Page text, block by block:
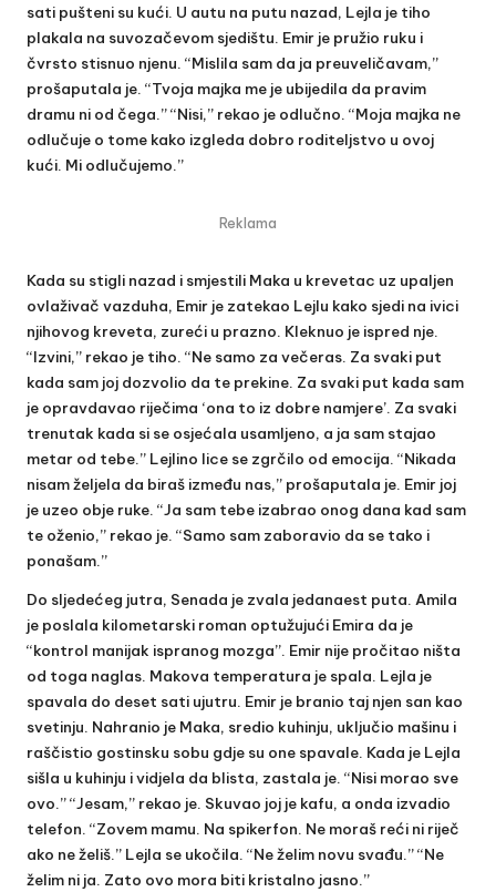
sati pušteni su kući. U autu na putu nazad, Lejla je tiho
plakala na suvozačevom sjedištu. Emir je pružio ruku i
čvrsto stisnuo njenu. “Mislila sam da ja preuveličavam,”
prošaputala je. “Tvoja majka me je ubijedila da pravim
dramu ni od čega.” “Nisi,” rekao je odlučno. “Moja majka ne
odlučuje o tome kako izgleda dobro roditeljstvo u ovoj
kući. Mi odlučujemo.”
Reklama
Kada su stigli nazad i smjestili Maka u krevetac uz upaljen
ovlaživač vazduha, Emir je zatekao Lejlu kako sjedi na ivici
njihovog kreveta, zureći u prazno. Kleknuo je ispred nje.
“Izvini,” rekao je tiho. “Ne samo za večeras. Za svaki put
kada sam joj dozvolio da te prekine. Za svaki put kada sam
je opravdavao riječima ‘ona to iz dobre namjere’. Za svaki
trenutak kada si se osjećala usamljeno, a ja sam stajao
metar od tebe.” Lejlino lice se zgrčilo od emocija. “Nikada
nisam željela da biraš između nas,” prošaputala je. Emir joj
je uzeo obje ruke. “Ja sam tebe izabrao onog dana kad sam
te oženio,” rekao je. “Samo sam zaboravio da se tako i
ponašam.”
Do sljedećeg jutra, Senada je zvala jedanaest puta. Amila
je poslala kilometarski roman optužujući Emira da je
“kontrol manijak ispranog mozga”. Emir nije pročitao ništa
od toga naglas. Makova temperatura je spala. Lejla je
spavala do deset sati ujutru. Emir je branio taj njen san kao
svetinju. Nahranio je Maka, sredio kuhinju, uključio mašinu i
raščistio gostinsku sobu gdje su one spavale. Kada je Lejla
sišla u kuhinju i vidjela da blista, zastala je. “Nisi morao sve
ovo.” “Jesam,” rekao je. Skuvao joj je kafu, a onda izvadio
telefon. “Zovem mamu. Na spikerfon. Ne moraš reći ni riječ
ako ne želiš.” Lejla se ukočila. “Ne želim novu svađu.” “Ne
želim ni ja. Zato ovo mora biti kristalno jasno.”